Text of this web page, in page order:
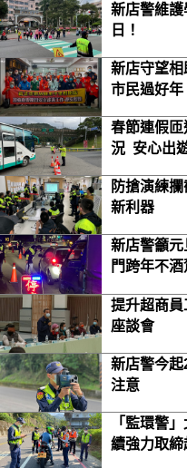
新店警維
日！
新店守望
市民過好年
春節連假
況 安心出
防搶演練
新利器
新店警籲元
門跨年不
提升超商
座談會
新店警今
注意
「監環警
續強力取